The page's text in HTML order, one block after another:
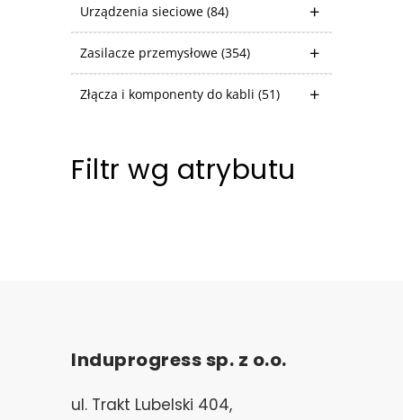
Urządzenia sieciowe (84)
Zasilacze przemysłowe (354)
Złącza i komponenty do kabli (51)
Filtr wg atrybutu
Induprogress sp. z o.o.
ul. Trakt Lubelski 404,